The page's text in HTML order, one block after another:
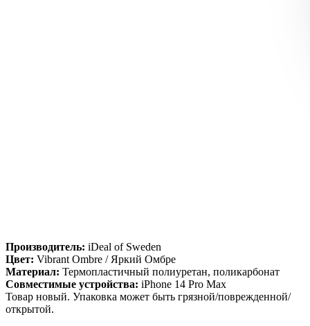
Производитель: iDeal of Sweden
Цвет: Vibrant Ombre / Яркий Омбре
Материал: Термопластичный полиуретан, поликарбонат
Совместимые устройства: iPhone 14 Pro Max
Товар новый. Упаковка может быть грязной/поврежденной/
открытой.